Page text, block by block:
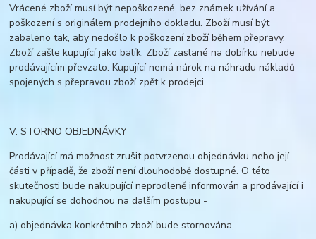
Vrácené zboží musí být nepoškozené, bez známek užívání a
poškození s originálem prodejního dokladu. Zboží musí být
zabaleno tak, aby nedošlo k poškození zboží během přepravy.
Zboží zašle kupující jako balík. Zboží zaslané na dobírku nebude
prodávajícím převzato. Kupující nemá nárok na náhradu nákladů
spojených s přepravou zboží zpět k prodejci.
V. STORNO OBJEDNÁVKY
Prodávající má možnost zrušit potvrzenou objednávku nebo její
části v případě, že zboží není dlouhodobě dostupné. O této
skutečnosti bude nakupující neprodleně informován a prodávající i
nakupující se dohodnou na dalším postupu -
a) objednávka konkrétního zboží bude stornována,